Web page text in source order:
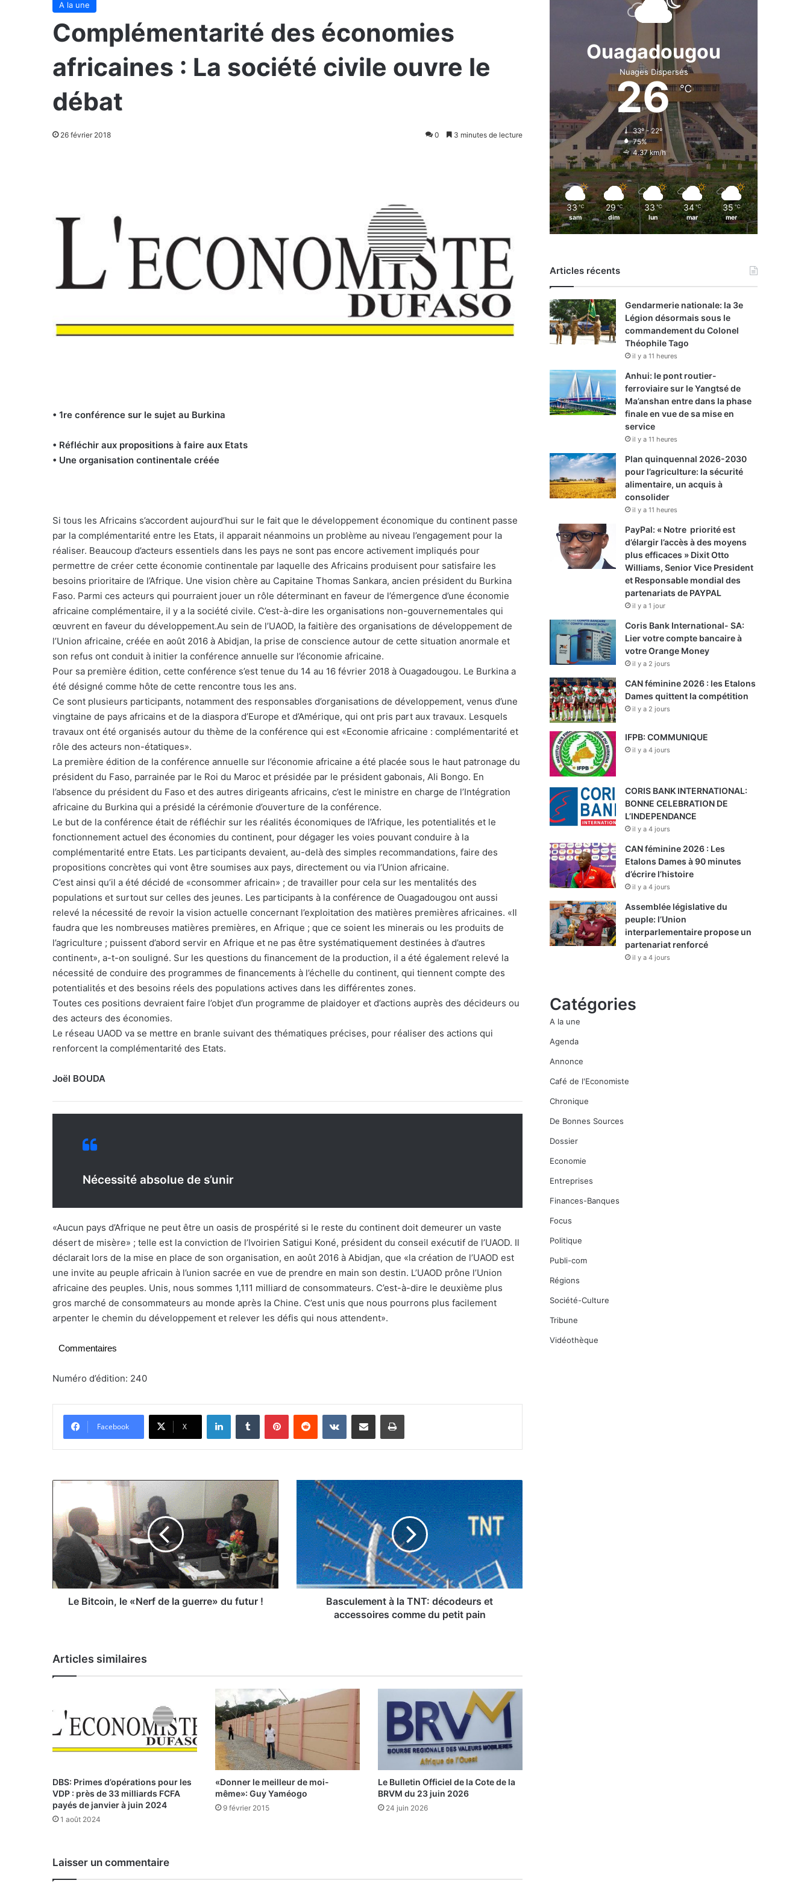
A la une
Complémentarité des économies
africaines : La société civile ouvre le
débat
26 février 2018 0 3 minutes de lecture
• 1re conférence sur le sujet au Burkina
• Réfléchir aux propositions à faire aux Etats
• Une organisation continentale créée
Si tous les Africains s’accordent aujourd’hui sur le fait que le développement économique du continent passe
par la complémentarité entre les Etats, il apparait néanmoins un problème au niveau l’engagement pour la
réaliser. Beaucoup d’acteurs essentiels dans les pays ne sont pas encore activement impliqués pour
permettre de créer cette économie continentale par laquelle des Africains produisent pour satisfaire les
besoins prioritaire de l’Afrique. Une vision chère au Capitaine Thomas Sankara, ancien président du Burkina
Faso. Parmi ces acteurs qui pourraient jouer un rôle déterminant en faveur de l’émergence d’une économie
africaine complémentaire, il y a la société civile. C’est-à-dire les organisations non-gouvernementales qui
œuvrent en faveur du développement.Au sein de l’UAOD, la faitière des organisations de développement de
l’Union africaine, créée en août 2016 à Abidjan, la prise de conscience autour de cette situation anormale et
son refus ont conduit à initier la conférence annuelle sur l’économie africaine.
Pour sa première édition, cette conférence s’est tenue du 14 au 16 février 2018 à Ouagadougou. Le Burkina a
été désigné comme hôte de cette rencontre tous les ans.
Ce sont plusieurs participants, notamment des responsables d’organisations de développement, venus d’une
vingtaine de pays africains et de la diaspora d’Europe et d’Amérique, qui ont pris part aux travaux. Lesquels
travaux ont été organisés autour du thème de la conférence qui est «Economie africaine : complémentarité et
rôle des acteurs non-étatiques».
La première édition de la conférence annuelle sur l’économie africaine a été placée sous le haut patronage du
président du Faso, parrainée par le Roi du Maroc et présidée par le président gabonais, Ali Bongo. En
l’absence du président du Faso et des autres dirigeants africains, c’est le ministre en charge de l’Intégration
africaine du Burkina qui a présidé la cérémonie d’ouverture de la conférence.
Le but de la conférence était de réfléchir sur les réalités économiques de l’Afrique, les potentialités et le
fonctionnement actuel des économies du continent, pour dégager les voies pouvant conduire à la
complémentarité entre Etats. Les participants devaient, au-delà des simples recommandations, faire des
propositions concrètes qui vont être soumises aux pays, directement ou via l’Union africaine.
C’est ainsi qu’il a été décidé de «consommer africain» ; de travailler pour cela sur les mentalités des
populations et surtout sur celles des jeunes. Les participants à la conférence de Ouagadougou ont aussi
relevé la nécessité de revoir la vision actuelle concernant l’exploitation des matières premières africaines. «Il
faudra que les nombreuses matières premières, en Afrique ; que ce soient les minerais ou les produits de
l’agriculture ; puissent d’abord servir en Afrique et ne pas être systématiquement destinées à d’autres
continent», a-t-on souligné. Sur les questions du financement de la production, il a été également relevé la
nécessité de conduire des programmes de financements à l’échelle du continent, qui tiennent compte des
potentialités et des besoins réels des populations actives dans les différentes zones.
Toutes ces positions devraient faire l’objet d’un programme de plaidoyer et d’actions auprès des décideurs ou
des acteurs des économies.
Le réseau UAOD va se mettre en branle suivant des thématiques précises, pour réaliser des actions qui
renforcent la complémentarité des Etats.
Joël BOUDA
Nécessité absolue de s’unir
«Aucun pays d’Afrique ne peut être un oasis de prospérité si le reste du continent doit demeurer un vaste
désert de misère» ; telle est la conviction de l’Ivoirien Satigui Koné, président du conseil exécutif de l’UAOD. Il
déclarait lors de la mise en place de son organisation, en août 2016 à Abidjan, que «la création de l’UAOD est
une invite au peuple africain à l’union sacrée en vue de prendre en main son destin. L’UAOD prône l’Union
africaine des peuples. Unis, nous sommes 1,111 milliard de consommateurs. C’est-à-dire le deuxième plus
gros marché de consommateurs au monde après la Chine. C’est unis que nous pourrons plus facilement
arpenter le chemin du développement et relever les défis qui nous attendent».
Commentaires
Numéro d’édition: 240
Facebook X
L
i
t
c
o
i
n
e
r
e
g
e
r
r
e
f
u
Le Bitcoin, le «Nerf de la guerre» du futur !
B
s
u
l
e
m
e
N
:
d
é
d
e
u
c
Basculement à la TNT: décodeurs et
accessoires comme du petit pain
Articles similaires
DBS: Primes d’opérations pour les
VDP : près de 33 milliards FCFA
payés de janvier à juin 2024
1 août 2024
«Donner le meilleur de moi-
même»: Guy Yaméogo
9 février 2015
Le Bulletin Officiel de la Cote de la
BRVM du 23 juin 2026
24 juin 2026
Laisser un commentaire
Ouagadougou
Nuages Dispersés
26℃
33º - 22º
75%
4.37 km/h
33 ℃
sam
29 ℃
dim
33 ℃
lun
34 ℃
mar
35 ℃
mer
Articles récents
Gendarmerie nationale: la 3e
Légion désormais sous le
commandement du Colonel
Théophile Tago
il y a 11 heures
Anhui: le pont routier-
ferroviaire sur le Yangtsé de
Ma’anshan entre dans la phase
finale en vue de sa mise en
service
il y a 11 heures
Plan quinquennal 2026-2030
pour l’agriculture: la sécurité
alimentaire, un acquis à
consolider
il y a 11 heures
PayPal: « Notre priorité est
d’élargir l’accès à des moyens
plus efficaces » Dixit Otto
Williams, Senior Vice President
et Responsable mondial des
partenariats de PAYPAL
il y a 1 jour
Coris Bank International- SA:
Lier votre compte bancaire à
votre Orange Money
il y a 2 jours
CAN féminine 2026 : les Etalons
Dames quittent la compétition
il y a 2 jours
IFPB: COMMUNIQUE
il y a 4 jours
CORIS BANK INTERNATIONAL:
BONNE CELEBRATION DE
L’INDEPENDANCE
il y a 4 jours
CAN féminine 2026 : Les
Etalons Dames à 90 minutes
d’écrire l’histoire
il y a 4 jours
Assemblée législative du
peuple: l’Union
interparlementaire propose un
partenariat renforcé
il y a 4 jours
Catégories
A la une
Agenda
Annonce
Café de l'Economiste
Chronique
De Bonnes Sources
Dossier
Economie
Entreprises
Finances-Banques
Focus
Politique
Publi-com
Régions
Société-Culture
Tribune
Vidéothèque